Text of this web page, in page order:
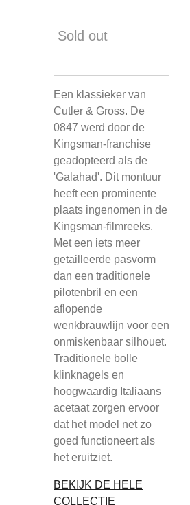
Sold out
Een klassieker van
Cutler & Gross. De
0847 werd door de
Kingsman-franchise
geadopteerd als de
'Galahad'. Dit montuur
heeft een prominente
plaats ingenomen in de
Kingsman-filmreeks.
Met een iets meer
getailleerde pasvorm
dan een traditionele
pilotenbril en een
aflopende
wenkbrauwlijn voor een
onmiskenbaar silhouet.
Traditionele bolle
klinknagels en
hoogwaardig Italiaans
acetaat zorgen ervoor
dat het model net zo
goed functioneert als
het eruitziet.
BEKIJK DE HELE
COLLECTIE